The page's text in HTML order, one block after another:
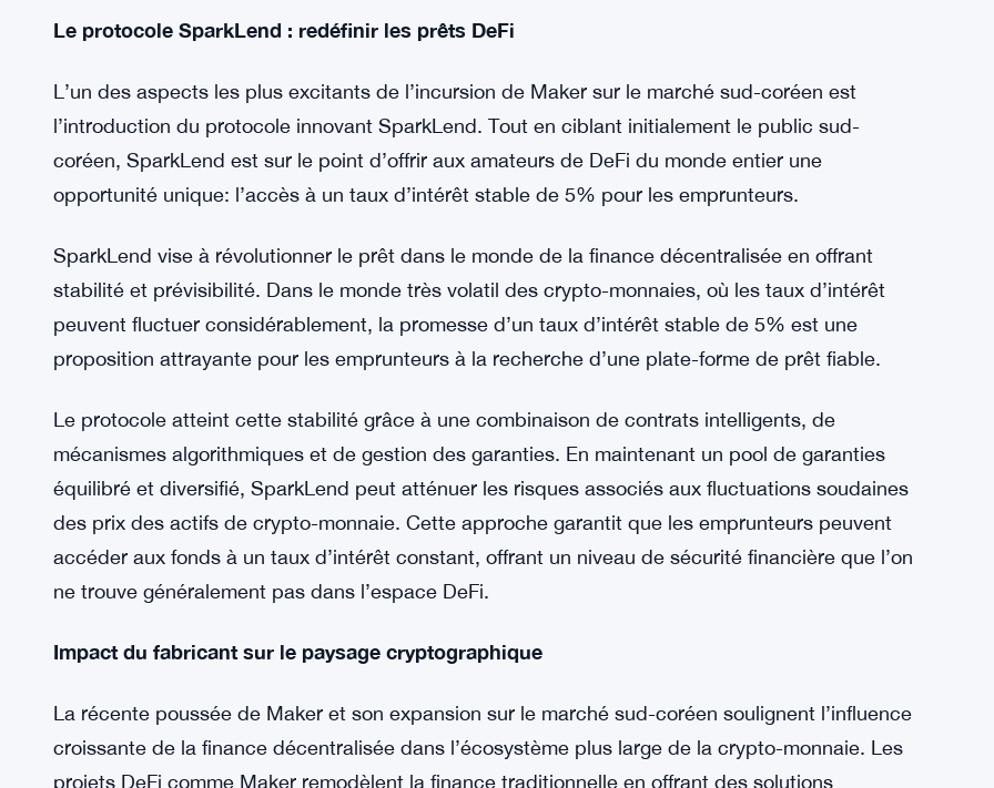
sud-coréen. La Corée du Sud est depuis longtemps une plaque tournante pour l’adoption de la
crypto-monnaie, et la décision stratégique de Maker d’entrer sur ce marché ouvre un monde de
possibilités. Cette expansion s’aligne sur la tendance mondiale de l’adoption de la crypto-
monnaie et permet aux utilisateurs sud-coréens d’accéder aux offres DeFi uniques de Maker.
Le protocole SparkLend : redéfinir les prêts DeFi
L’un des aspects les plus excitants de l’incursion de Maker sur le marché sud-coréen est
l’introduction du protocole innovant SparkLend. Tout en ciblant initialement le public sud-
opportunité unique: l’accès à un taux d’intérêt stable de 5% pour les emprunteurs.
SparkLend vise à révolutionner le prêt dans le monde de la finance décentralisée en offrant
stabilité et prévisibilité. Dans le monde très volatil des crypto-monnaies, où les taux d’intérêt
peuvent fluctuer considérablement, la promesse d’un taux d’intérêt stable de 5% est une
proposition attrayante pour les emprunteurs à la recherche d’une plate-forme de prêt fiable.
Le protocole atteint cette stabilité grâce à une combinaison de contrats intelligents, de
équilibré et diversifié, SparkLend peut atténuer les risques associés aux fluctuations soudaines
des prix des actifs de crypto-monnaie. Cette approche garantit que les emprunteurs peuvent